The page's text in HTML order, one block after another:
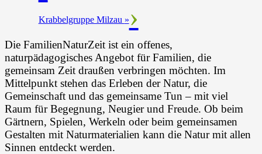
Krabbelgruppe Milzau »
Die FamilienNaturZeit ist ein offenes,
naturpädagogisches Angebot für Familien, die
gemeinsam Zeit draußen verbringen möchten. Im
Mittelpunkt stehen das Erleben der Natur, die
Gemeinschaft und das gemeinsame Tun – mit viel
Raum für Begegnung, Neugier und Freude. Ob beim
Gärtnern, Spielen, Werkeln oder beim gemeinsamen
Gestalten mit Naturmaterialien kann die Natur mit allen
Sinnen entdeckt werden.